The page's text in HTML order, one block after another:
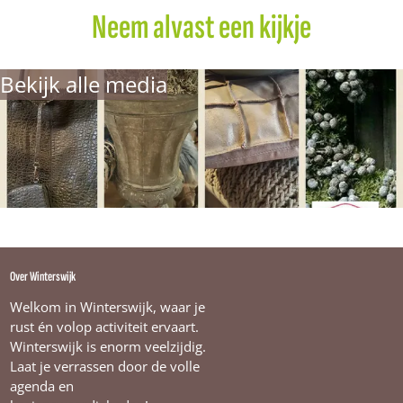
Neem alvast een kijkje
Bekijk alle media
Over Winterswijk
Welkom in Winterswijk, waar je
rust én volop activiteit ervaart.
Winterswijk is enorm veelzijdig.
Laat je verrassen door de volle
agenda en